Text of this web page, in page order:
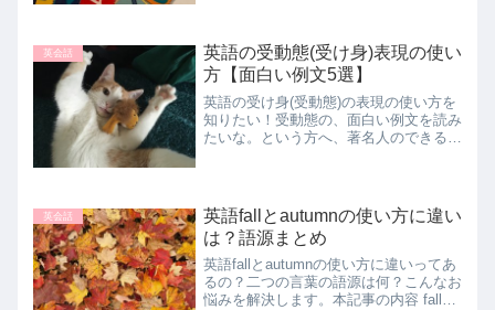
つ】...
英会話
英語の受動態(受け身)表現の使い
方【面白い例文5選】
英語の受け身(受動態)の表現の使い方を
知りたい！受動態の、面白い例文を読み
たいな。という方へ、著名人のできるだ
れる場合、現在完了形...
英会話
英語fallとautumnの使い方に違い
は？語源まとめ
英語fallとautumnの使い方に違いってあ
るの？二つの言葉の語源は何？こんなお
悩みを解決します。本記事の内容 fallと